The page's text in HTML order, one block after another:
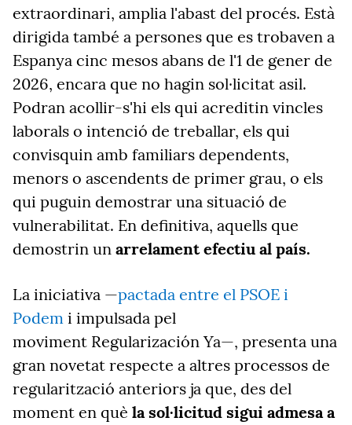
extraordinari, amplia l'abast del procés. Està
dirigida també a persones que es trobaven a
Espanya cinc mesos abans de l'1 de gener de
2026, encara que no hagin sol·licitat asil.
Podran acollir-s'hi els qui acreditin vincles
laborals o intenció de treballar, els qui
convisquin amb familiars dependents,
menors o ascendents de primer grau, o els
qui puguin demostrar una situació de
vulnerabilitat. En definitiva, aquells que
demostrin un arrelament efectiu al país.
La iniciativa —pactada entre el PSOE i
Podem i impulsada pel
moviment Regularización Ya—, presenta una
gran novetat respecte a altres processos de
regularització anteriors ja que, des del
moment en què la sol·licitud sigui admesa a